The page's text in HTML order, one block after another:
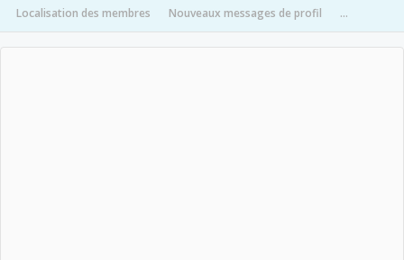
Localisation des membres Nouveaux messages de profil ...